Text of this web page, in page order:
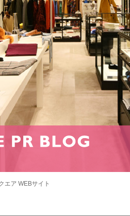
エア WEBサイト